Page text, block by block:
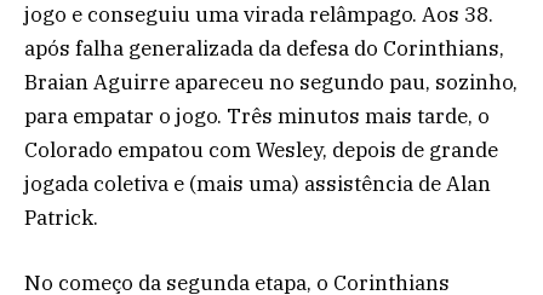
jogo e conseguiu uma virada relâmpago. Aos 38.
após falha generalizada da defesa do Corinthians,
Braian Aguirre apareceu no segundo pau, sozinho,
para empatar o jogo. Três minutos mais tarde, o
Colorado empatou com Wesley, depois de grande
jogada coletiva e (mais uma) assistência de Alan
Patrick.
No começo da segunda etapa, o Corinthians